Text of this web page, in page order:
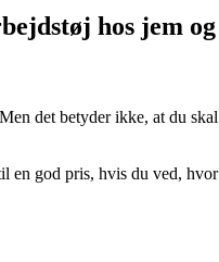
hos jem
det betyder ikke, at du
god pris, hvis du ved,